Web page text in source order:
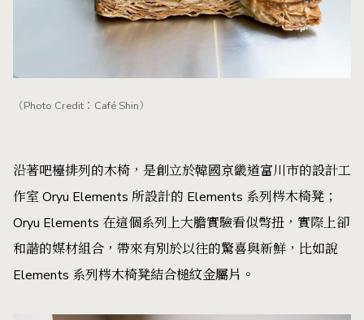
（Photo Credit：Café Shin）
沿著吧檯排列的木椅，是創立於韓國京畿道富川市的設計工
作室 Oryu Elements 所設計的 Elements 系列梣木椅凳；
Oryu Elements 在這個系列上大膽實驗看似彆扭，實際上卻
和諧的媒材組合，帶來有別於以往的驚喜與新鮮，比如說
Elements 系列梣木椅凳結合槌紋金屬片。